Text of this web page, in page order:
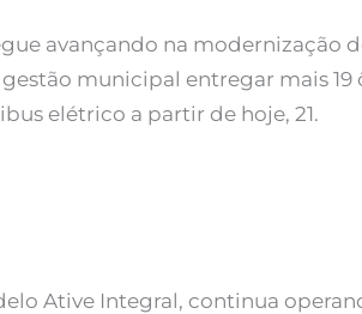
avançando na modernização
municipal entregar mais
elétrico a partir de hoje, 21.
Ative Integral, continua